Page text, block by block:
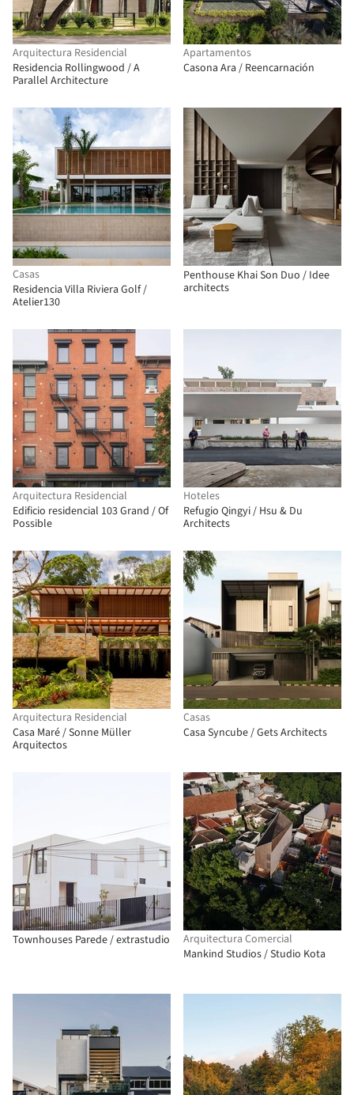
Arquitectura Residencial
Residencia Rollingwood / A
Parallel Architecture
Apartamentos
Casona Ara / Reencarnación
Casas
Residencia Villa Riviera Golf /
Atelier130
Penthouse Khai Son Duo / Idee
architects
Arquitectura Residencial
Edificio residencial 103 Grand / Of
Possible
Hoteles
Refugio Qingyi / Hsu & Du
Architects
Arquitectura Residencial
Casa Maré / Sonne Müller
Arquitectos
Casas
Casa Syncube / Gets Architects
Townhouses Parede / extrastudio
Arquitectura Comercial
Mankind Studios / Studio Kota